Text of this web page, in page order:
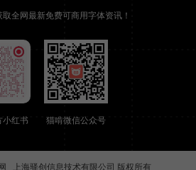
全网最新免费可商用字体资讯！
小红书 猫啃微信公众号
上海驿创信息技术有限公司 版权所有